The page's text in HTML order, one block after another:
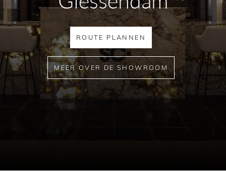
ROUTE PLANNEN
MEER OVER DE SHOWROOM